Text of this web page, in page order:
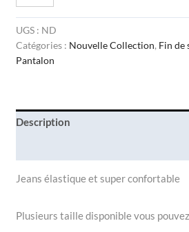
UGS : ND
Catégories : Nouvelle Collection, Fin de
Pantalon
Description
Jeans élastique et super confortable
Plusieurs taille disponible vous